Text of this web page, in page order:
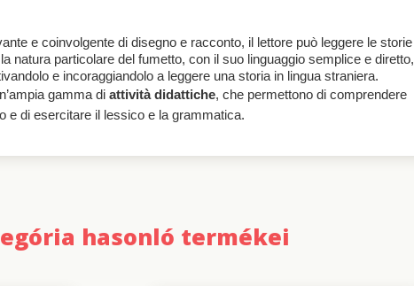
e coinvolgente di disegno e racconto, il lettore può leggere le storie
natura particolare del fumetto, con il suo linguaggio semplice e diretto,
e incoraggiandolo a leggere una storia in lingua straniera.
gamma diattività didattiche, che permettono di comprendere
e di esercitare il lessico e la grammatica.
hasonló termékei